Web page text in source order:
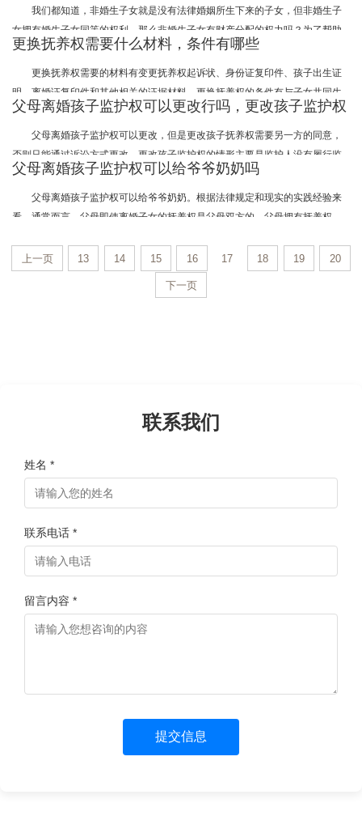
吗的相关内容，一起来了解一下吧。
我们都知道，非婚生子女就是没有法律婚姻所生下来的子女，但非婚生子
女拥有婚生子女同等的权利，那么非婚生子女有财产分配的权力吗？为了帮助
大家更好的了解相关法律知识，武汉律师事务所小编整理了相关的内容，我们
一起来了解一下吧。
更换抚养权需要什么材料，条件有哪些
更换抚养权需要的材料有变更抚养权起诉状、身份证复印件、孩子出生证
明、离婚证复印件和其他相关的证据材料。更换抚养权的条件有与子女共同生
活的一方因患严重疾病或者因伤残无力继续抚养子女和已满八周岁的子女，愿
随另一方生活，该方又有抚养能力等。
父母离婚孩子监护权可以更改行吗，更改孩子监护权
的情形有哪些
父母离婚孩子监护权可以更改，但是更改孩子抚养权需要另一方的同意，
否则只能通过诉讼方式更改。更改孩子监护权的情形主要是监护人没有履行监
护职责，导致被监护人权利、身体心理收到损害。
父母离婚孩子监护权可以给爷爷奶奶吗
父母离婚孩子监护权可以给爷爷奶奶。根据法律规定和现实的实践经验来
看，通常而言，父母即使离婚子女的抚养权是父母双方的，父母拥有抚养权，
上一页 13 14 15 16 17 18 19 20
下一页
联系我们
姓名 *
联系电话 *
留言内容 *
提交信息